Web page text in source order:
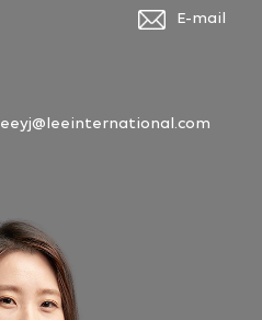
leeyj@leeinternational.com
E-mail